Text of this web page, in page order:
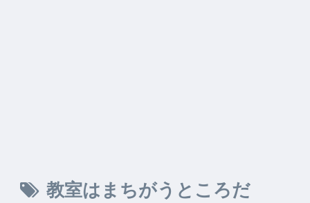
教室はまちがうところだ